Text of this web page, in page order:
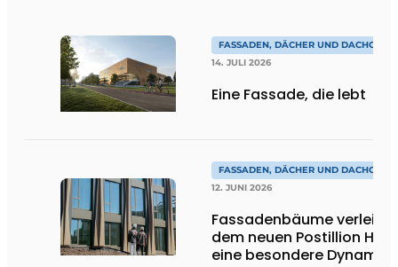
FASSADEN, DÄCHER UND
14. JULI 2026
Eine Fassade, die lebt
FASSADEN, DÄCHER UND
12. JUNI 2026
Fassadenbäume
dem neuen Postillion
eine besondere Dynamik